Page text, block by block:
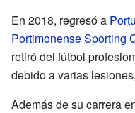
En 2018, regresó a
Portimonense Sporting
retiró del fútbol
debido a varias
Además de su carrera